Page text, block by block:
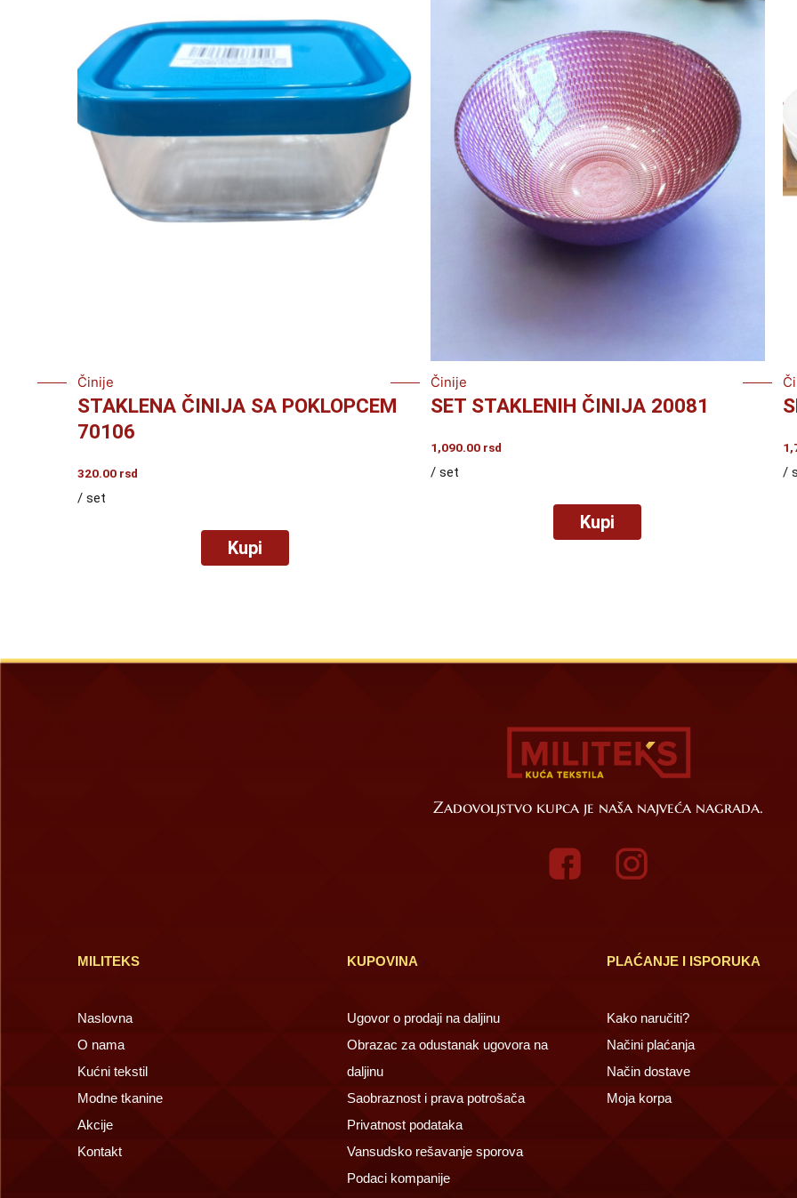
Činije
STAKLENA ČINIJA SA POKLOPCEM
70106
320.00 rsd
/ set
Kupi
Činije
SET STAKLENIH ČINIJA 20081
1,090.00rsd
/ set
Kupi
/
Zadovoljstvo kupca je naša najveća nagrada.
MILITEKS
Naslovna
O nama
Kućni tekstil
Modne tkanine
Akcije
Kontakt
KUPOVINA
Ugovor o prodaji na daljinu
Obrazac za odustanak ugovora na
daljinu
Saobraznost i prava potrošača
Privatnost podataka
Vansudsko rešavanje sporova
Podaci kompanije
PLAĆANJE I ISPORUKA
Kako naručiti?
Načini plaćanja
Način dostave
Moja korpa